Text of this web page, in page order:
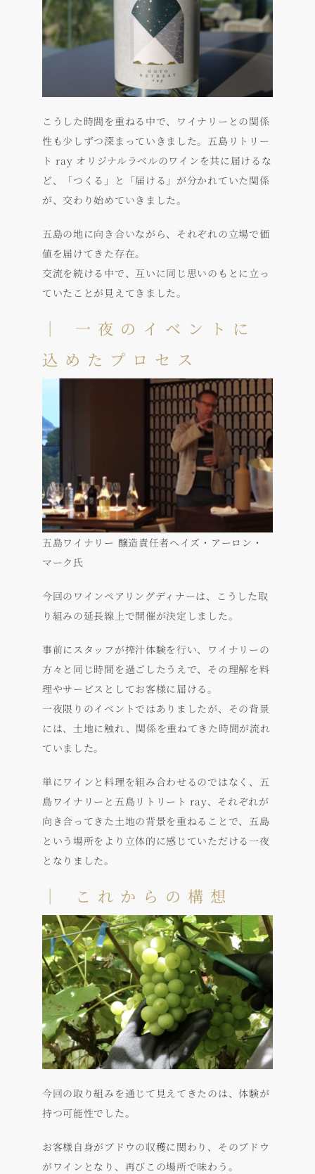
こうした時間を重ねる中で、ワイナリーとの関係
性も少しずつ深まっていきました。五島リトリー
ト ray オリジナルラベルのワインを共に届けるな
ど、「つくる」と「届ける」が分かれていた関係
が、交わり始めていきました。
五島の地に向き合いながら、それぞれの立場で価
値を届けてきた存在。
交流を続ける中で、互いに同じ思いのもとに立っ
ていたことが見えてきました。
｜ 一夜のイベントに
込めたプロセス
五島ワイナリー 醸造責任者ヘイズ・アーロン・
マーク氏
今回のワインペアリングディナーは、こうした取
り組みの延長線上で開催が決定しました。
事前にスタッフが搾汁体験を行い、ワイナリーの
方々と同じ時間を過ごしたうえで、その理解を料
理やサービスとしてお客様に届ける。
一夜限りのイベントではありましたが、その背景
には、土地に触れ、関係を重ねてきた時間が流れ
ていました。
単にワインと料理を組み合わせるのではなく、五
島ワイナリーと五島リトリート ray、それぞれが
向き合ってきた土地の背景を重ねることで、五島
という場所をより立体的に感じていただける一夜
となりました。
｜ これからの構想
今回の取り組みを通じて見えてきたのは、体験が
持つ可能性でした。
お客様自身がブドウの収穫に関わり、そのブドウ
がワインとなり、再びこの場所で味わう。